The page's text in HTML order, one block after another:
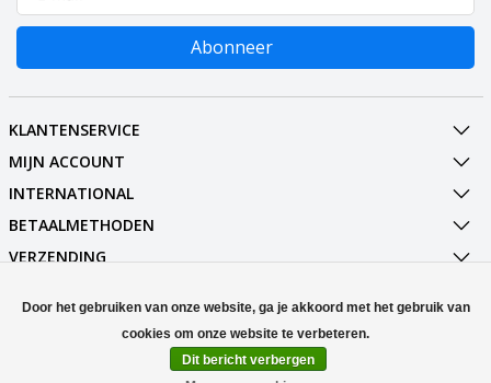
Abonneer
KLANTENSERVICE
MIJN ACCOUNT
INTERNATIONAL
BETAALMETHODEN
VERZENDING
CONTACT
Door het gebruiken van onze website, ga je akkoord met het gebruik van
Dit bericht verbergen